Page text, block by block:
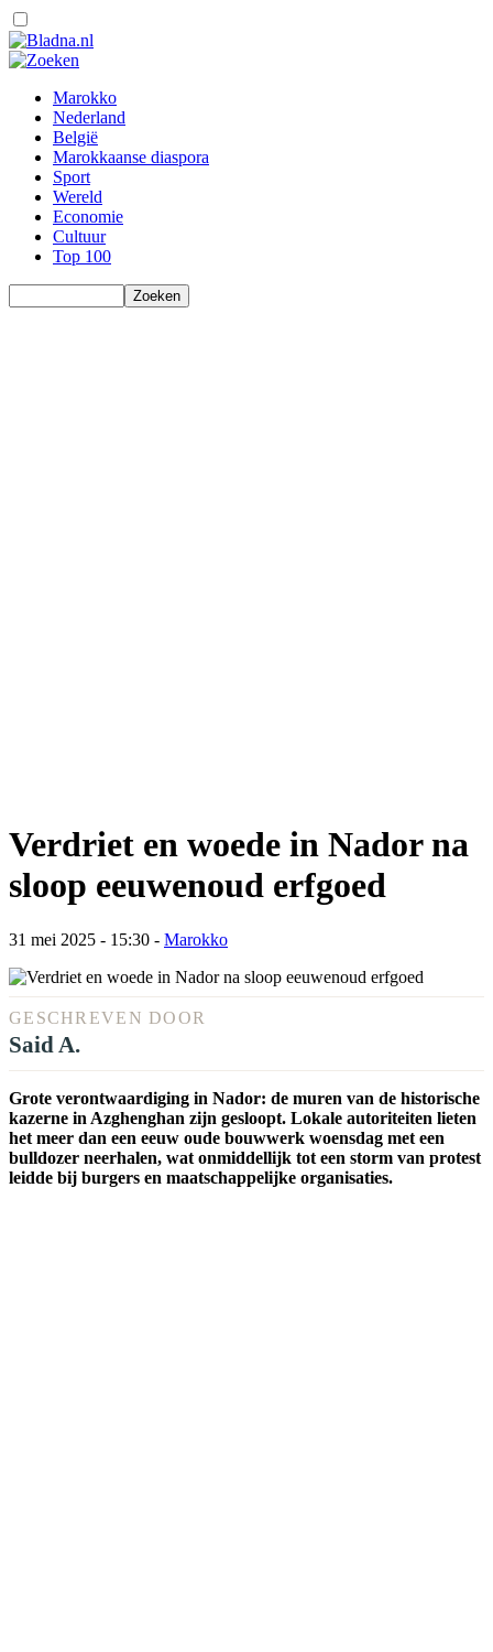
Marokko
Nederland
België
Marokkaanse diaspora
Sport
Wereld
Economie
Cultuur
Top 100
Verdriet en woede in Nador na
sloop eeuwenoud erfgoed
31 mei 2025 - 15:30 - Marokko
GESCHREVEN DOOR
Said A.
Grote verontwaardiging in Nador: de muren van de historische
kazerne in Azghenghan zijn gesloopt. Lokale autoriteiten lieten
het meer dan een eeuw oude bouwwerk woensdag met een
bulldozer neerhalen, wat onmiddellijk tot een storm van protest
leidde bij burgers en maatschappelijke organisaties.